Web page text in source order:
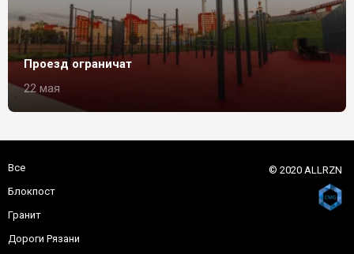
Проезд ограничат
22 мая
Все
Блокпост
Гранит
Дороги Рязани
© 2020 ALLRZN